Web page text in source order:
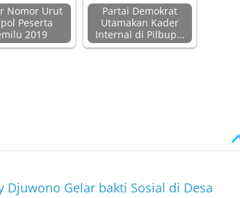
Nomor Urut
Peserta
2019
Partai Demokrat
Utamakan Kader
Internal di Pilbup…
Djuwono Gelar bakti Sosial di Desa